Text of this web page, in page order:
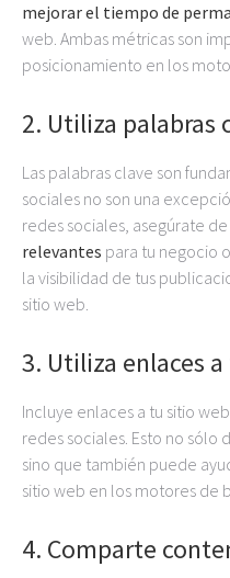
mejorar el tiempo de
web. Ambas métricas son
posicionamiento en los
2. Utiliza palabras
Las palabras clave son
sociales no son una
redes sociales, asegúrate de
relevantes para tu negocio
la visibilidad de tus
sitio web.
3. Utiliza enlaces
Incluye enlaces a tu sitio
redes sociales. Esto no sólo
sino que también puede
sitio web en los motores de
4. Comparte